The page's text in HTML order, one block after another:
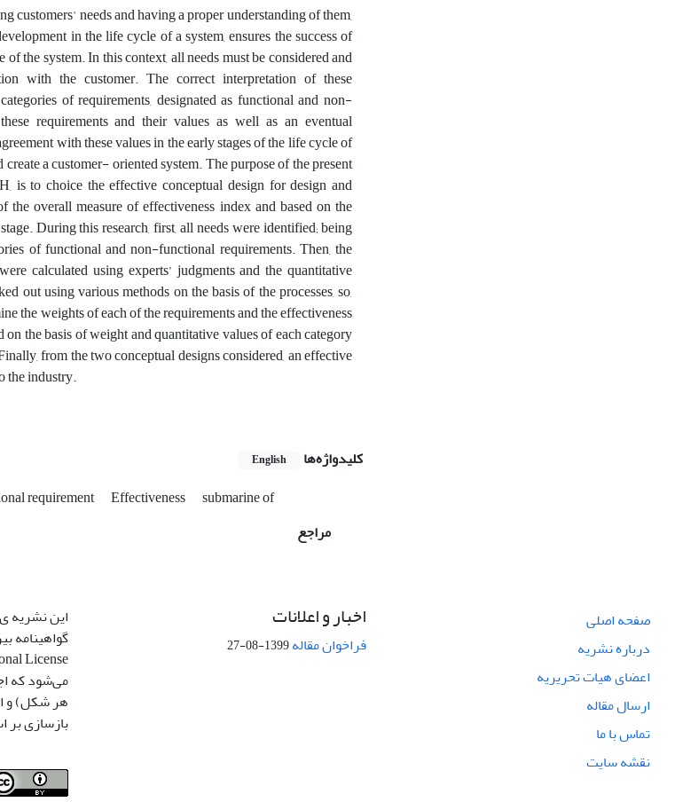
needs and having a proper understanding of them,
in the life cycle of a system, ensures the success of
the system. In this context, all needs must be considered and
with the customer. The correct interpretation of these
of requirements, designated as functional and non-
requirements and their values as well as an eventual
with these values in the early stages of the life cycle of
a customer- oriented system. The purpose of the present
is to choice the effective conceptual design for design and
overall measure of effectiveness index and based on the
During this research, first, all needs were identified; being
of functional and non-functional requirements. Then, the
calculated using experts’ judgments and the quantitative
out using various methods on the basis of the processes, so,
the weights of each of the requirements and the effectiveness
the basis of weight and quantitative values of each category
from the two conceptual designs considered, an effective
the industry.
کلیدواژه‌ها English
requirement Effectiveness
submarine of
مراجع
صفحه اصلی
درباره نشریه
اعضای هیات تحریریه
ارسال مقاله
تماس با ما
نقشه سایت
اخبار و اعلانات
فراخوان مقاله1399-08-27
این نشریه
می‌شود که
هر شکل) و
بازسازی